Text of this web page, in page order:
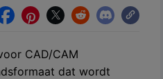
    
CAD/CAM
dat wordt